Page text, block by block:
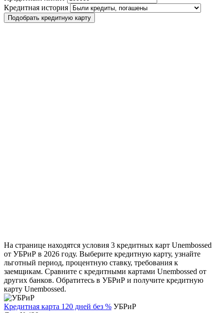
Кредитная история
Подобрать кредитную карту
На странице находятся условия 3 кредитных карт Unembossed
от УБРиР в 2026 году. Выберите кредитную карту, узнайте
льготный период, процентную ставку, требования к
заемщикам. Сравните с кредитными картами Unembossed от
других банков. Обратитесь в УБРиР и получите кредитную
карту Unembossed.
Кредитная карта 120 дней без % УБРиР